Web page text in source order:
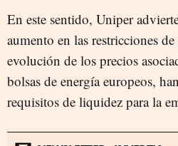
En este sentido, Uniper
aumento en las restricciones
evolución de los precios
bolsas de energía europeos,
requisitos de liquidez para la